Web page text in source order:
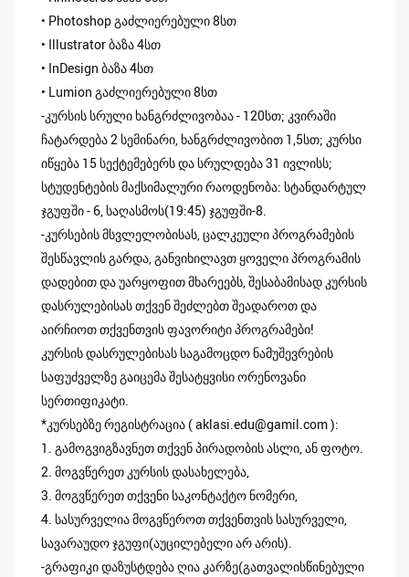
• Photoshop გაძლიერებული 8სთ
• Illustrator ბაზა 4სთ
• InDesign ბაზა 4სთ
• Lumion გაძლიერებული 8სთ
-კურსის სრული ხანგრძლივობაა - 120სთ; კვირაში
ჩატარდება 2 სემინარი, ხანგრძლივობით 1,5სთ; კურსი
იწყება 15 სექტემებერს და სრულდება 31 ივლისს;
სტუდენტების მაქსიმალური რაოდენობა: სტანდარტულ
ჯგუფში - 6, საღასმოს(19:45) ჯგუფში-8.
-კურსების მსვლელობისას, ცალკეული პროგრამების
შესწავლის გარდა, განვიხილავთ ყოველი პროგრამის
დადებით და უარყოფით მხარეებს, შესაბამისად კურსის
დასრულებისას თქვენ შეძლებთ შეადაროთ და
აირჩიოთ თქვენთვის ფავორიტი პროგრამები!
კურსის დასრულებისას საგამოცდო ნამუშევრების
საფუძველზე გაიცემა შესატყვისი ორენოვანი
სერთიფიკატი.
*კურსებზე რეგისტრაცია ( aklasi.edu@gamil.com ):
1. გამოგვიგზავნეთ თქვენ პირადობის ასლი, ან ფოტო.
2. მოგვწერეთ კურსის დასახელება,
3. მოგვწერეთ თქვენი საკონტაქტო ნომერი,
4. სასურველია მოგვწეროთ თქვენთვის სასურველი,
სავარაუდო ჯგუფი(აუცილებელი არ არის).
-გრაფიკი დაზუსტდება ღია კარზე(გათვალისწინებული